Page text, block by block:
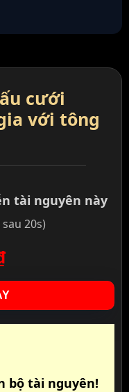
cưới
với tông
tài nguyên này
20s)
bộ tài nguyên!